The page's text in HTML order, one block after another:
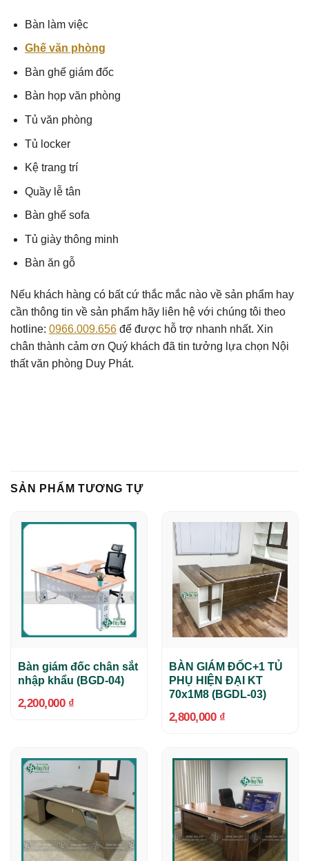
Bàn làm việc
Ghế văn phòng
Bàn ghế giám đốc
Bàn họp văn phòng
Tủ văn phòng
Tủ locker
Kệ trang trí
Quầy lễ tân
Bàn ghế sofa
Tủ giày thông minh
Bàn ăn gỗ
Nếu khách hàng có bất cứ thắc mắc nào về sản phẩm hay
cần thông tin về sản phẩm hãy liên hệ với chúng tôi theo
hotline: 0966.009.656 để được hỗ trợ nhanh nhất. Xin
chân thành cảm ơn Quý khách đã tin tưởng lựa chọn Nội
thất văn phòng Duy Phát.
SẢN PHẨM TƯƠNG TỰ
Bàn giám đốc chân sắt
nhập khẩu (BGD-04)
2,200,000 ₫
BÀN GIÁM ĐỐC+1 TỦ
PHỤ HIỆN ĐẠI KT
70x1M8 (BGDL-03)
2,800,000 ₫